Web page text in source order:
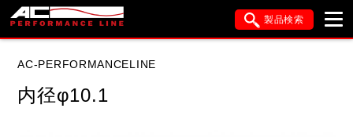
製品検索
AC-PERFORMANCELINE
内径φ10.1